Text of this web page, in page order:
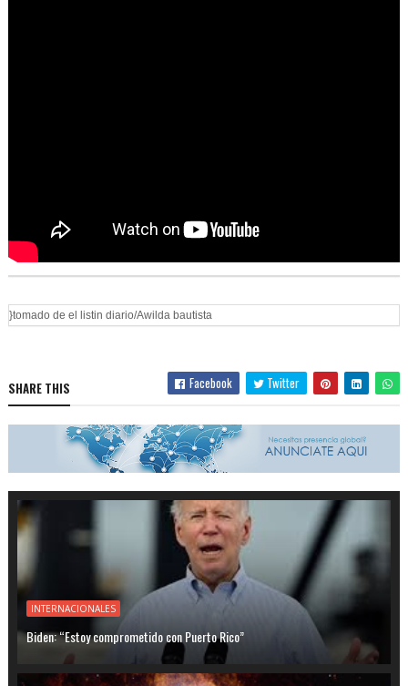
}tomado de el listin diario/Awilda bautista
SHARE THIS Facebook Twitter
INTERNACIONALES
Biden: “Estoy comprometido con Puerto Rico”